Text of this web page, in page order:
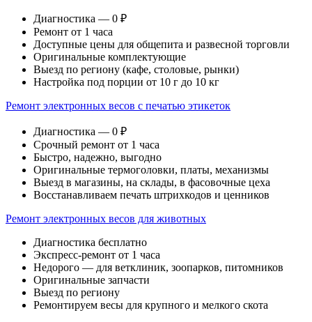
Диагностика — 0 ₽
Ремонт от 1 часа
Доступные цены для общепита и развесной торговли
Оригинальные комплектующие
Выезд по региону (кафе, столовые, рынки)
Настройка под порции от 10 г до 10 кг
Ремонт электронных весов с печатью этикеток
Диагностика — 0 ₽
Срочный ремонт от 1 часа
Быстро, надежно, выгодно
Оригинальные термоголовки, платы, механизмы
Выезд в магазины, на склады, в фасовочные цеха
Восстанавливаем печать штрихкодов и ценников
Ремонт электронных весов для животных
Диагностика бесплатно
Экспресс-ремонт от 1 часа
Недорого — для ветклиник, зоопарков, питомников
Оригинальные запчасти
Выезд по региону
Ремонтируем весы для крупного и мелкого скота